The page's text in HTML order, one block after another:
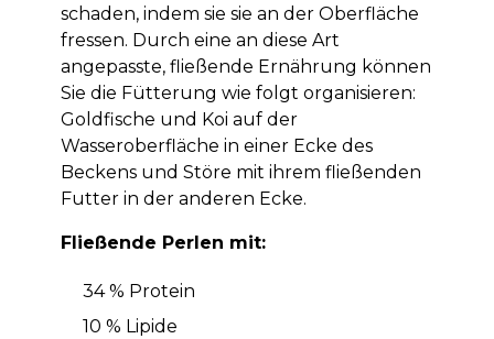
schaden, indem sie sie an der Oberfläche
fressen. Durch eine an diese Art
angepasste, fließende Ernährung können
Sie die Fütterung wie folgt organisieren:
Goldfische und Koi auf der
Wasseroberfläche in einer Ecke des
Beckens und Störe mit ihrem fließenden
Futter in der anderen Ecke.
Fließende Perlen mit:
34 % Protein
10 % Lipide